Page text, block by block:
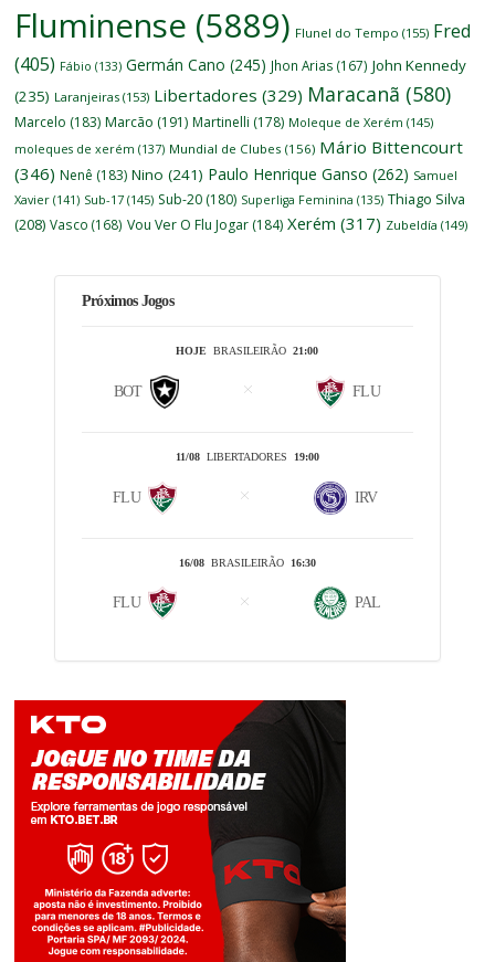
Fluminense (5889) Flunel do Tempo (155) Fred
(405) Fábio (133) Germán Cano (245) Jhon Arias (167) John Kennedy
(235) Laranjeiras (153) Libertadores (329) Maracanã (580)
Marcelo (183) Marcão (191) Martinelli (178) Moleque de Xerém (145)
moleques de xerém (137) Mundial de Clubes (156) Mário Bittencourt
(346) Nenê (183) Nino (241) Paulo Henrique Ganso (262) Samuel
Xavier (141) Sub-17 (145) Sub-20 (180) Superliga Feminina (135) Thiago Silva
(208) Vasco (168) Vou Ver O Flu Jogar (184) Xerém (317) Zubeldía (149)
Próximos Jogos
HOJE BRASILEIRÃO21:00
BOT FLU
11/08LIBERTADORES 19:00
FLU IRV
16/08BRASILEIRÃO 16:30
FLU PAL